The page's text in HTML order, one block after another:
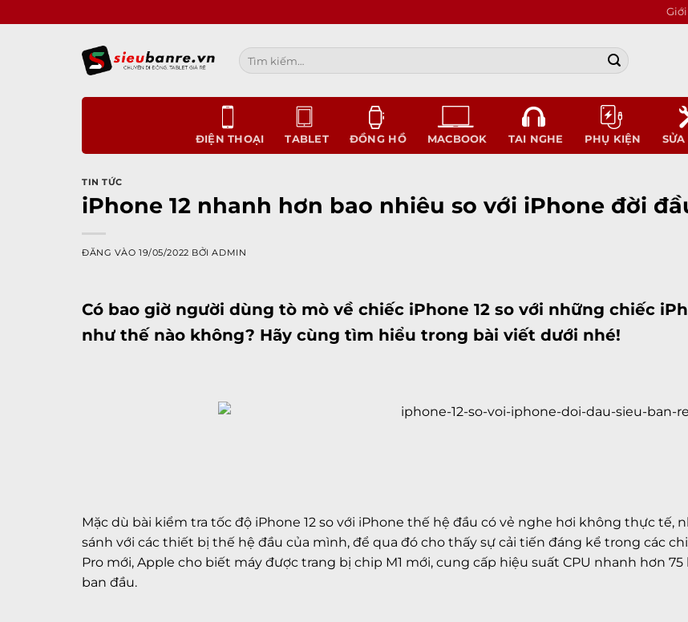
qua
Tìm
kiếm:
ĐIỆN THOẠI TABLET ĐỒNG HỒ MACBOOK TAI NGHE PHỤ KIỆN SỬA
TIN TỨC
iPhone 12 nhanh hơn bao nhiêu so với iPhone đời
ĐĂNG VÀO19/05/2022 BỞIADMIN
Có bao giờ người dùng tò mò về chiếc iPhone 12 so với những chiếc
như thế nào không? Hãy cùng tìm hiểu trong bài viết dưới nhé!
Mặc dù bài kiểm tra tốc độ iPhone 12 so với iPhone thế hệ đầu có vẻ nghe hơi không thực
sánh với các thiết bị thế hệ đầu của mình, để qua đó cho thấy sự cải tiến đáng kể trong các
Pro mới, Apple cho biết máy được trang bị chip M1 mới, cung cấp hiệu suất CPU nhanh hơn 75
ban đầu.